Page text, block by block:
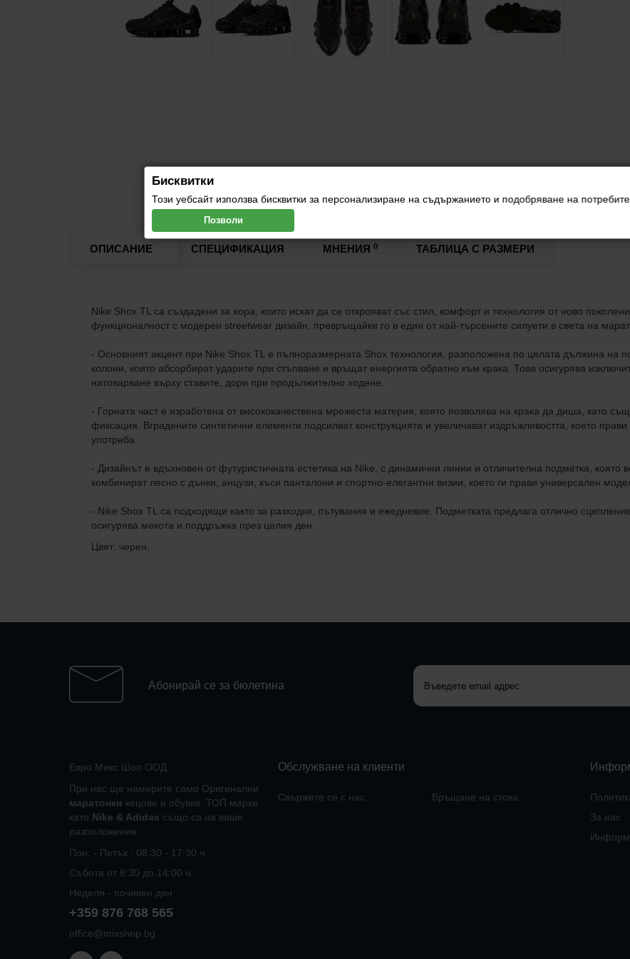
ОПИСАНИЕ СПЕЦИФИКАЦИЯ МНЕНИЯ 0 ТАБЛИЦА С РАЗМЕРИ
Nike Shox TL са създадени за хора, които искат да се открояват със стил, комфорт и технология от ново
функционалност с модерен streetwear дизайн, превръщайки го в един от най-търсените силуети в света на
- Основният акцент при Nike Shox TL е пълноразмерната Shox технология, разположена по цялата дължина на
колони, които абсорбират ударите при стъпване и връщат енергията обратно към крака. Това осигурява
натоварване върху ставите, дори при продължително ходене.
- Горната част е изработена от висококачествена мрежеста материя, която позволява на крака да диша, като
фиксация. Вградените синтетични елементи подсилват конструкцията и увеличават издръжливостта, което
употреба.
- Дизайнът е вдъхновен от футуристичната естетика на Nike, с динамични линии и отличителна подметка, която
комбинират лесно с дънки, анцузи, къси панталони и спортно-елегантни визии, което ги прави универсален
- Nike Shox TL са подходящи както за разходки, пътувания и ежедневие. Подметката предлага отлично
осигурява мекота и поддръжка през целия ден.
Цвят: черен.
Абонирай се за бюлетина
Евро Микс Шоп ООД
При нас ще намерите само Оригинални
маратонки кецове и обувки. ТОП марки
като Nike & Adidas също са на ваше
разположение.
Пон. - Петък : 08:30 - 17:30 ч.
Събота от 8:30 до 14:00 ч.
Неделя - почивен ден
+359 876 768 565
office@mixshop.bg
Обслужване на клиенти
Свържете се с нас Връщане на стока
За нас
Бисквитки
Този уебсайт използва бисквитки за персонализиране на съдържанието и подобряване на
Позволи